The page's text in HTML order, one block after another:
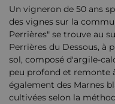
Un vigneron de 50 ans
des vignes sur la
Perrières" se trouve au
Perrières du Dessous, à
sol, composé d'argile-
peu profond et remonte
également des Marnes
cultivées selon la